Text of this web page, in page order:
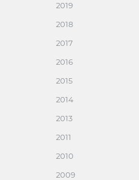
2019
2018
2017
2016
2015
2014
2013
2011
2010
2009